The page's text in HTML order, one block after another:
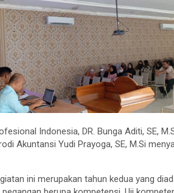
Indonesia, DR. Bunga Aditi, SE,
Akuntansi Yudi Prayoga, SE, M.Si
ini merupakan tahun kedua yang